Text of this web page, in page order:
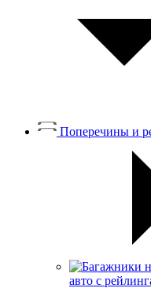
Поперечины и
авто с